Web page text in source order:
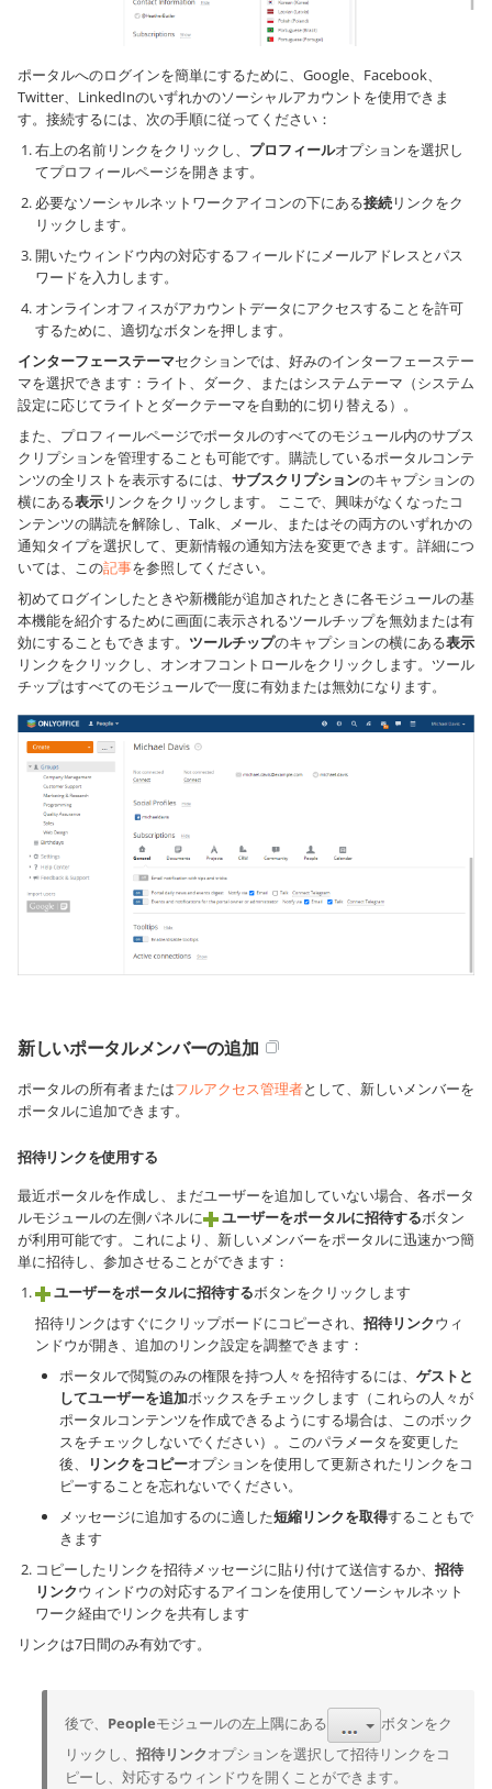
ポータルへのログインを簡単にするために、Google、Facebook、
Twitter、LinkedInのいずれかのソーシャルアカウントを使用できま
す。接続するには、次の手順に従ってください：
右上の名前リンクをクリックし、 プロフィールオプションを選択し
てプロフィールページを開きます。
必要なソーシャルネットワークアイコンの下にある接続リンクをク
リックします。
開いたウィンドウ内の対応するフィールドにメールアドレスとパス
ワードを入力します。
オンラインオフィスがアカウントデータにアクセスすることを許可
するために、適切なボタンを押します。
インターフェーステーマセクションでは、好みのインターフェーステー
マを選択できます：ライト、ダーク、またはシステムテーマ（システム
設定に応じてライトとダークテーマを自動的に切り替える）。
また、プロフィールページでポータルのすべてのモジュール内のサブス
クリプションを管理することも可能です。購読しているポータルコンテ
ンツの全リストを表示するには、 サブスクリプションのキャプションの
横にある表示リンクをクリックします。 ここで、興味がなくなったコ
ンテンツの購読を解除し、Talk、メール、またはその両方のいずれかの
通知タイプを選択して、更新情報の通知方法を変更できます。詳細につ
いては、この記事を参照してください。
初めてログインしたときや新機能が追加されたときに各モジュールの基
本機能を紹介するために画面に表示されるツールチップを無効または有
効にすることもできます。 ツールチップのキャプションの横にある表示
リンクをクリックし、オンオフコントロールをクリックします。ツール
チップはすべてのモジュールで一度に有効または無効になります。
新しいポータルメンバーの追加
ポータルの所有者またはフルアクセス管理者として、新しいメンバーを
ポータルに追加できます。
招待リンクを使用する
最近ポータルを作成し、まだユーザーを追加していない場合、各ポータ
ルモジュールの左側パネルに
ユーザーをポータルに招待するボタン
が利用可能です。これにより、新しいメンバーをポータルに迅速かつ簡
単に招待し、参加させることができます：
ユーザーをポータルに招待するボタンをクリックします
招待リンクはすぐにクリップボードにコピーされ、 招待リンクウィ
ンドウが開き、追加のリンク設定を調整できます：
ポータルで閲覧のみの権限を持つ人々を招待するには、 ゲストと
してユーザーを追加ボックスをチェックします（これらの人々が
ポータルコンテンツを作成できるようにする場合は、このボック
スをチェックしないでください）。このパラメータを変更した
後、
リンクをコピーオプションを使用して更新されたリンクをコ
ピーすることを忘れないでください。
メッセージに追加するのに適した短縮リンクを取得することもで
きます
コピーしたリンクを招待メッセージに貼り付けて送信するか、 招待
リンクウィンドウの対応するアイコンを使用してソーシャルネット
ワーク経由でリンクを共有します
リンクは7日間のみ有効です。
後で、 Peopleモジュールの左上隅にある
ボタンをク
リックし、 招待リンクオプションを選択して招待リンクをコ
ピーし、対応するウィンドウを開くことができます。